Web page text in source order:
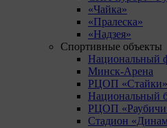
«Чайка»
«Пралеска»
«Надзея»
Спортивные объекты
Национальный
Минск-Арена
РЦОП «Стайки»
Национальный
РЦОП
Стадион